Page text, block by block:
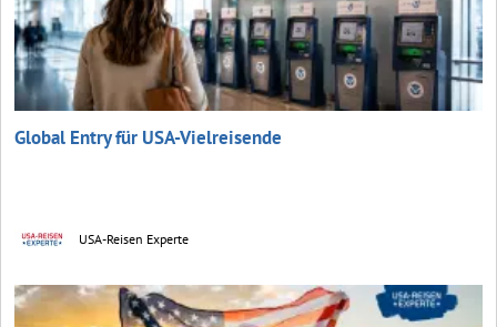
Global Entry für USA-Vielreisende
USA-Reisen Experte